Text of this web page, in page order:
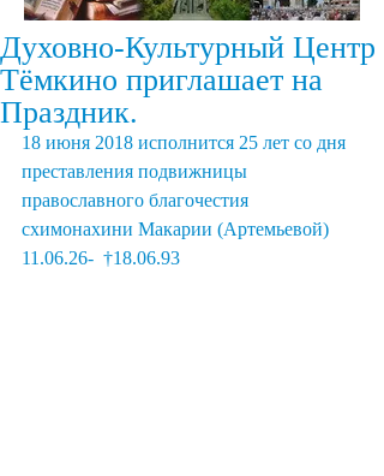
Духовно-Культурный Центр
Тёмкино приглашает на
Праздник.
18 июня 2018 исполнится 25 лет со дня
преставления подвижницы
православного благочестия
схимонахини Макарии (Артемьевой)
11.06.26-  †18.06.93